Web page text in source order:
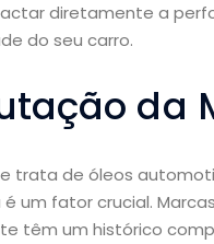
diretamente a
do seu carro.
da
trata de óleos
um fator crucial.
têm um histórico